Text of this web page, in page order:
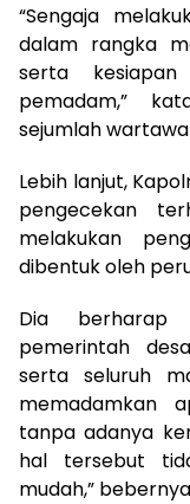
“Sengaja
dalam rangka
serta
pemadam,”
sejumlah
Lebih lanjut,
pengecekan
melakukan
dibentuk oleh
Dia berharap
pemerintah
serta seluruh
memadamkan
tanpa adanya
hal tersebut
mudah,”